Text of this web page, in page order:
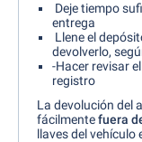
Deje tiempo
entrega
Llene el
devolverlo,
-Hacer revisar
registro
La devolución del
fácilmentefuera
llaves del vehículo